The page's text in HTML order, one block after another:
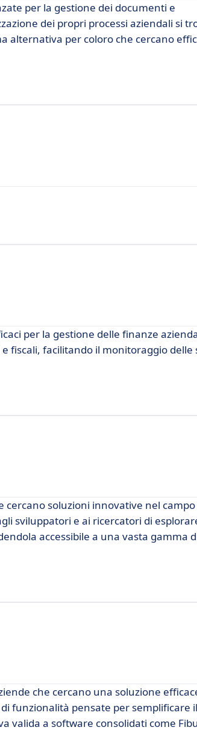
per la gestione dei documenti e
dei propri processi aziendali si
alternativa per coloro che cercano
per la gestione delle finanze
fiscali, facilitando il monitoraggio delle
soluzioni innovative nel campo
sviluppatori e ai ricercatori di
accessibile a una vasta gamma
che cercano una soluzione
funzionalità pensate per semplificare il
valida a software consolidati come